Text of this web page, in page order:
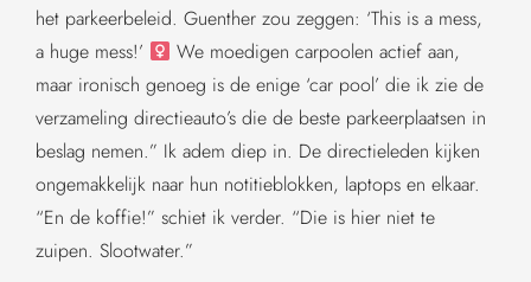
het parkeerbeleid. Guenther zou zeggen: ‘This is a mess,
a huge mess!’ ‍
We moedigen carpoolen actief aan,
maar ironisch genoeg is de enige ‘car pool’ die ik zie de
verzameling directieauto’s die de beste parkeerplaatsen in
beslag nemen.” Ik adem diep in. De directieleden kijken
ongemakkelijk naar hun notitieblokken, laptops en elkaar.
“En de koffie!” schiet ik verder. “Die is hier niet te
zuipen. Slootwater.”